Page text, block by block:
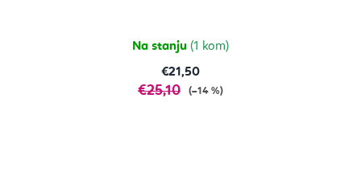
Na stanju (1 kom)
€21,50
€25,10 (–14 %)